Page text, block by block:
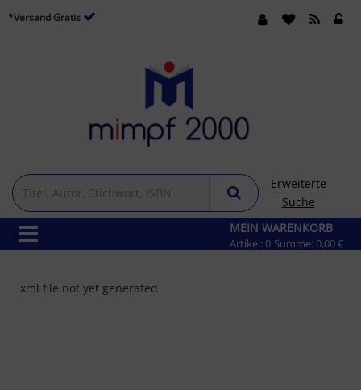
*Versand Gratis
Erweiterte
Suche
MEIN WARENKORB
Artikel: 0 Summe: 0,00 €
xml file not yet generated